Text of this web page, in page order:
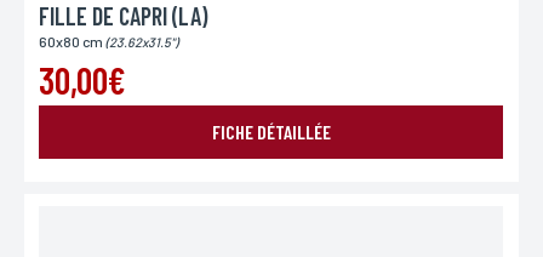
FILLE DE CAPRI (LA)
60x80 cm (23.62x31.5")
30,00€
FICHE DÉTAILLÉE